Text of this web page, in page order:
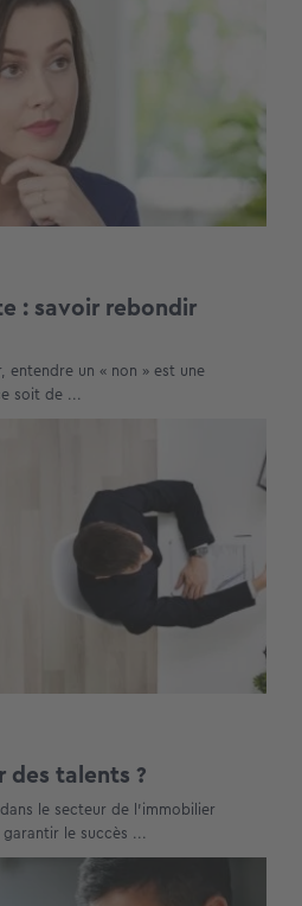
: savoir rebondir
entendre un « non » est une
soit de ...
talents ?
le secteur de l’immobilier
le succès ...